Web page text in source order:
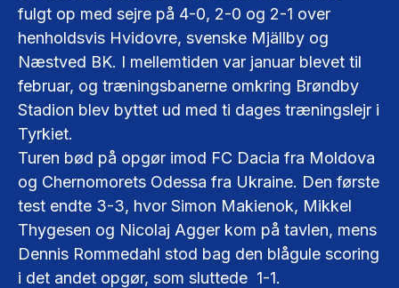
fulgt op med sejre på 4-0, 2-0 og 2-1 over
henholdsvis Hvidovre, svenske Mjällby og
Næstved BK. I mellemtiden var januar blevet til
februar, og træningsbanerne omkring Brøndby
Stadion blev byttet ud med ti dages træningslejr i
Tyrkiet.
Turen bød på opgør imod FC Dacia fra Moldova
og Chernomorets Odessa fra Ukraine. Den første
test endte 3-3, hvor Simon Makienok, Mikkel
Thygesen og Nicolaj Agger kom på tavlen, mens
Dennis Rommedahl stod bag den blågule scoring
i det andet opgør, som sluttede 1-1.